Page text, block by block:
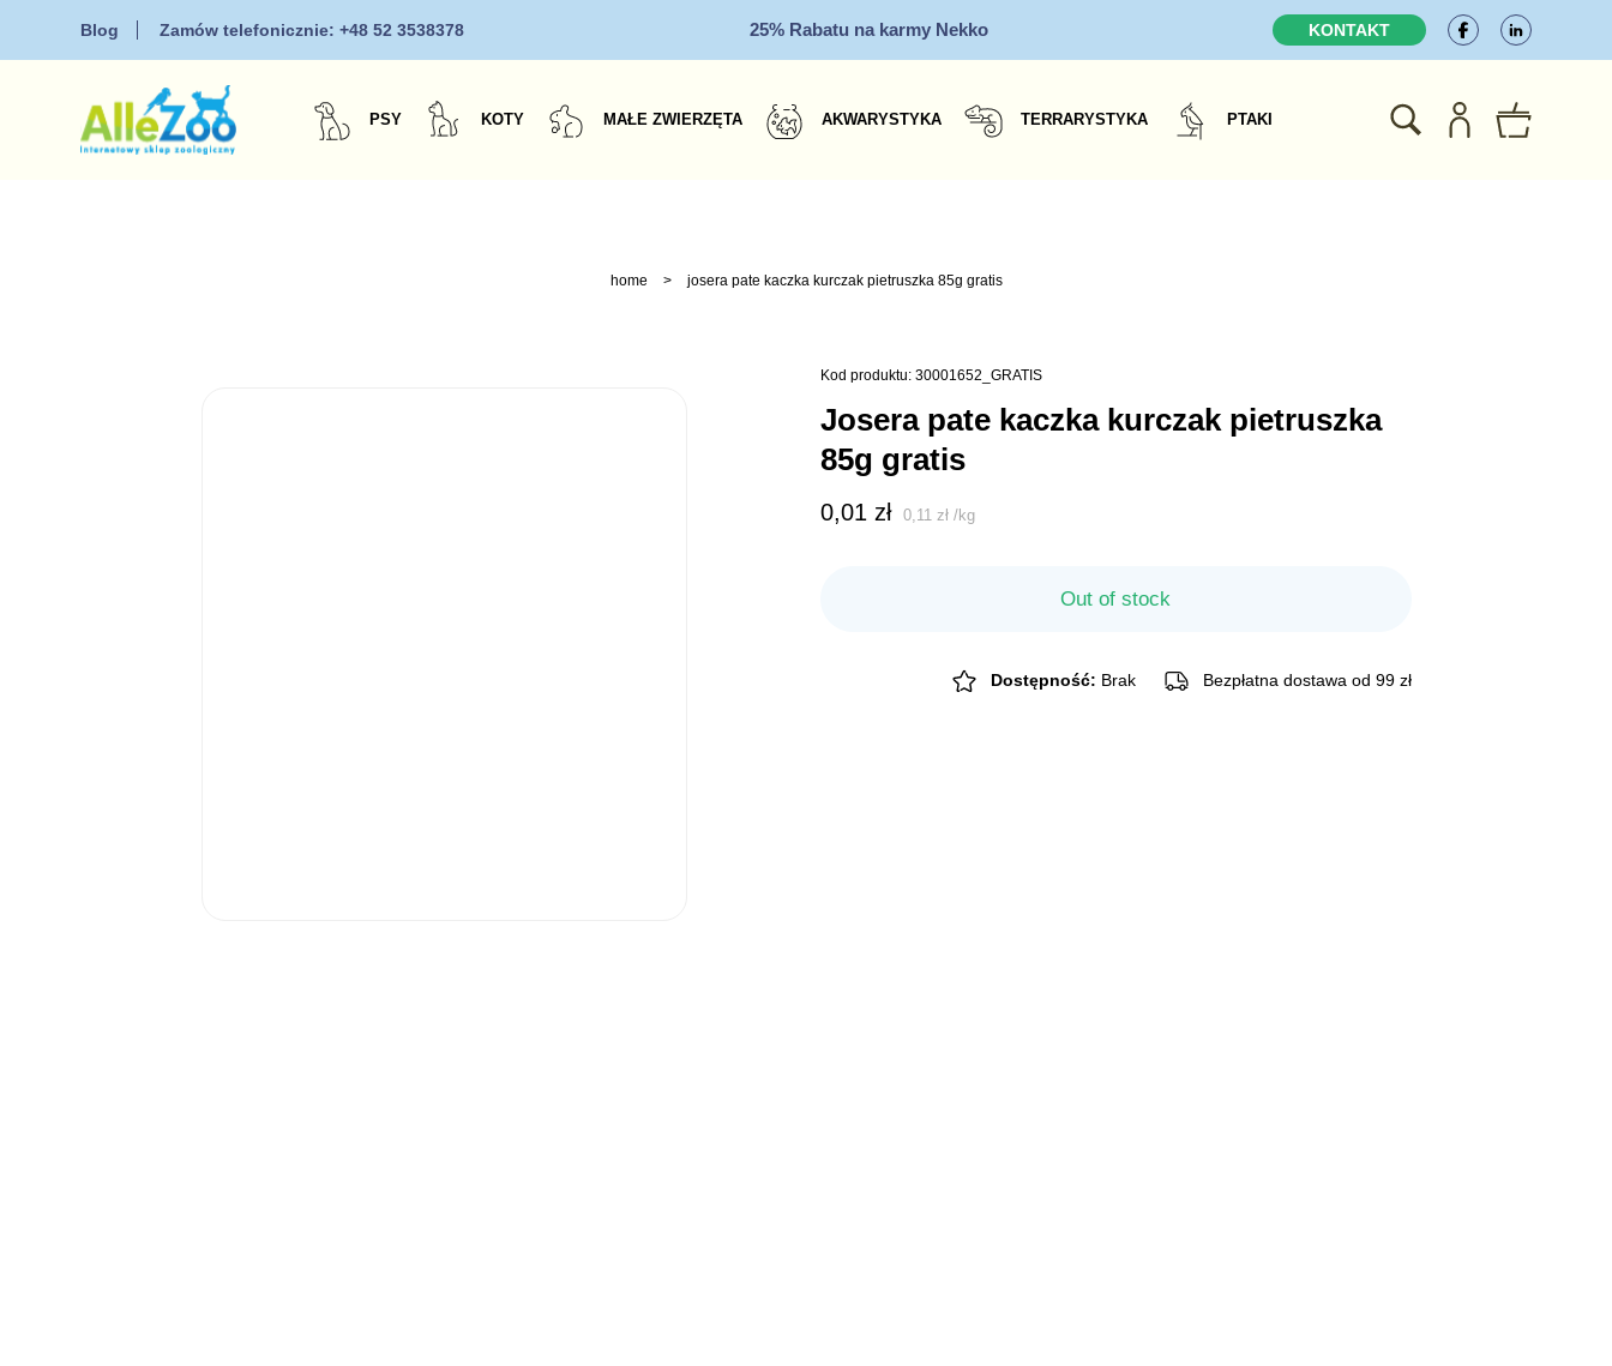
Blog Zamów telefonicznie:+48 52 3538378 25% Rabatu na karmy Nekko KONTAKT
PSY KOTY MAŁE ZWIERZĘTA AKWARYSTYKA TERRARYSTYKA PTAKI
home > josera pate kaczka kurczak pietruszka 85g gratis
Kod produktu: 30001652_GRATIS
josera pate kaczka kurczak pietruszka
85g gratis
0,01 zł 0,11 zł /kg
Out of stock
Dostępność: Brak Bezpłatna dostawa od 99 zł